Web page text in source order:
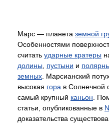
Марс — планета земной
Особенностями
считать ударные кратеры
долины
пустыни и
земных . Марсианский
высокая гора в Солнечной
самый крупный каньон .
статьи, опубликованные в
доказательства